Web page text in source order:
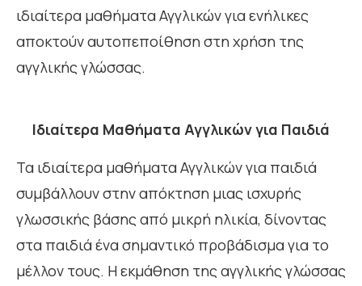
ιδιαίτερα μαθήματα Αγγλικών για ενήλικες
αποκτούν αυτοπεποίθηση στη χρήση της
αγγλικής γλώσσας.
Ιδιαίτερα Μαθήματα Αγγλικών για Παιδιά
Τα ιδιαίτερα μαθήματα Αγγλικών για παιδιά
συμβάλλουν στην απόκτηση μιας ισχυρής
γλωσσικής βάσης από μικρή ηλικία, δίνοντας
στα παιδιά ένα σημαντικό προβάδισμα για το
μέλλον τους. Η εκμάθηση της αγγλικής γλώσσας